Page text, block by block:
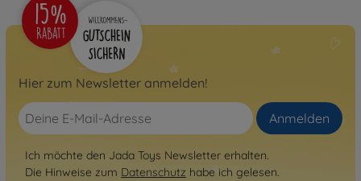
Hier zum Newsletter anmelden!
Anmelden
Ich möchte den Jada Toys Newsletter erhalten.
Die Hinweise zum Datenschutz habe ich gelesen.